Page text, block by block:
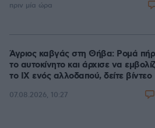
πριν μία ώρα
Άγριος καβγάς στη Θήβα: Ρομά
το αυτοκίνητο και άρχισε να
το ΙΧ ενός αλλοδαπού, δείτε βίντεο
07.08.2026, 10:27